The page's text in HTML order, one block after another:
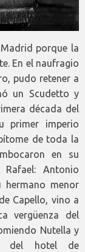
porque la
En el naufragio
pudo retener a
un Scudetto y
década del
primer imperio
de toda la
en su
Antonio
menor
Capello, vino a
vergüenza del
Nutella y
del hotel de